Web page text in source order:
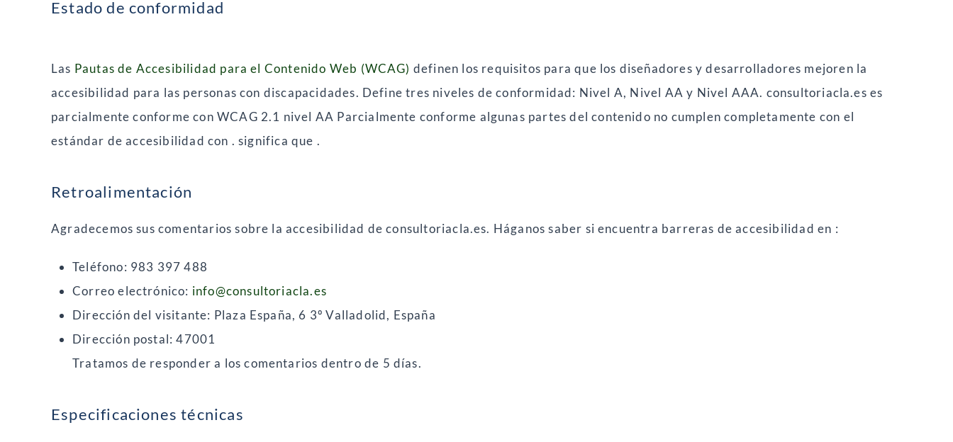
Estado de conformidad
Las Pautas de Accesibilidad para el Contenido Web (WCAG) definen los requisitos para que los diseñadores y desarrolladores mejoren la
accesibilidad para las personas con discapacidades. Define tres niveles de conformidad: Nivel A, Nivel AA y Nivel AAA. consultoriacla.es es
parcialmente conforme con WCAG 2.1 nivel AA Parcialmente conforme algunas partes del contenido no cumplen completamente con el
estándar de accesibilidad con . significa que .
Retroalimentación
Agradecemos sus comentarios sobre la accesibilidad de consultoriacla.es. Háganos saber si encuentra barreras de accesibilidad en :
Teléfono: 983 397 488
Correo electrónico: info@consultoriacla.es
Dirección del visitante: Plaza España, 6 3º Valladolid, España
Dirección postal: 47001
Tratamos de responder a los comentarios dentro de 5 días.
Especificaciones técnicas